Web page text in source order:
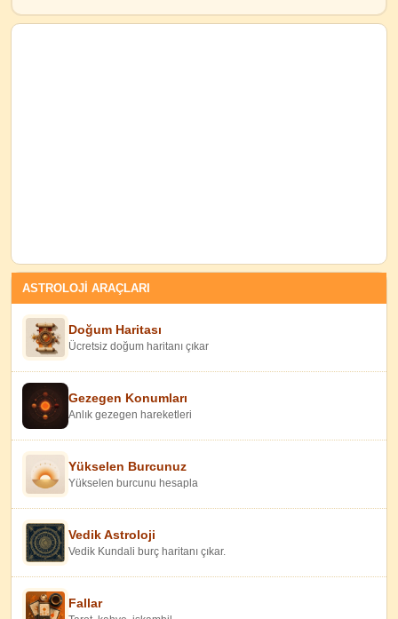
ASTROLOJİ ARAÇLARI
Doğum Haritası
Ücretsiz doğum haritanı çıkar
Gezegen Konumları
Anlık gezegen hareketleri
Yükselen Burcunuz
Yükselen burcunu hesapla
Vedik Astroloji
Vedik Kundali burç haritanı çıkar.
Fallar